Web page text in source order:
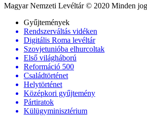
Magyar Nemzeti Levéltár © 2020 Minden
Gyűjtemények
Rendszerváltás vidéken
Digitális Roma levéltár
Szovjetunióba elhurcoltak
Első világháború
Reformáció 500
Családtörténet
Helytörténet
Középkori gyűjtemény
Pártiratok
Külügyminisztérium